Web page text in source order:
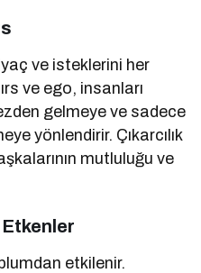
ve isteklerini her
ve ego, insanları
gelmeye ve sadece
yönlendirir. Çıkarcılık
mutluluğu ve
etkilenir.